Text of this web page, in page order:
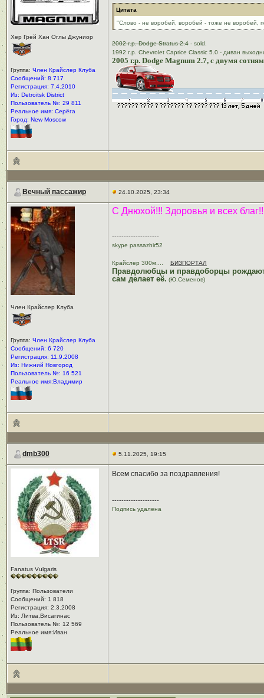
Хер Грей Хан Оглы Джуниор
Группа: Член Крайслер Клуба
Сообщений: 8 717
Регистрация: 7.4.2010
Из: Detroitsk District
Пользователь №: 29 811
Реальное имя: Серёга
Город: New Moscow
Цитата
"Слово - не воробей, воробей - тоже не воробей,
2002 г.р. Dodge Stratus 2.4- sold.
1992 г.р. Chevrolet Caprice Classic 5.0 - диван
2005 г.р. Dodge Magnum 2.7, с двумя
Вечный пассажир 24.10.2025, 23:34
Член Крайслер Клуба
Группа: Член Крайслер Клуба
Сообщений: 6 720
Регистрация: 11.9.2008
Из: Нижний Новгород
Пользователь №: 16 521
Реальное имя:Владимир
С Днюхой!!! Здоровья и всех
--------------------
skype passazhir52
Крайслер 300м.... БИЗПОРТАЛ
Правдолюбцы и правдоборцы
сам делает её. (Ю.Семенов)
dmb300 5.11.2025, 19:15
Fanatus Vulgaris
Группа: Пользователи
Сообщений: 1 818
Регистрация: 2.3.2008
Из: Литва,Висагинас
Пользователь №: 12 569
Реальное имя:Иван
Всем спасибо за поздравления!
--------------------
Подпись удалена